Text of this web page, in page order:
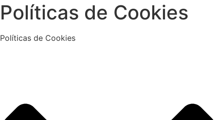
Políticas de Cookies
Políticas de Cookies